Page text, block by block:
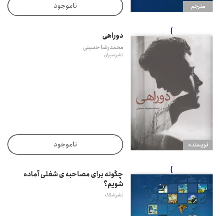
مترجم ناموجود
نويسنده
} دوراهی
محمدرضا حسینی
نشر سبزان
ناموجود
}
چگونه برای مصاحبه ی شغلی آماده
شویم؟
نشر شلاک